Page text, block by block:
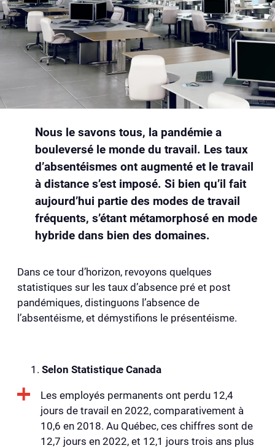
Nous le savons tous, la pandémie a
bouleversé le monde du travail. Les taux
d’absentéismes ont augmenté et le travail
à distance s’est imposé. Si bien qu’il fait
aujourd’hui partie des modes de travail
fréquents, s’étant métamorphosé en mode
hybride dans bien des domaines.
Dans ce tour d’horizon, revoyons quelques
statistiques sur les taux d’absence pré et post
pandémiques, distinguons l’absence de
l’absentéisme, et démystifions le présentéisme.
Selon Statistique Canada
Les employés permanents ont perdu 12,4
jours de travail en 2022, comparativement à
10,6 en 2018. Au Québec, ces chiffres sont de
12,7 jours en 2022, et 12,1 jours trois ans plus